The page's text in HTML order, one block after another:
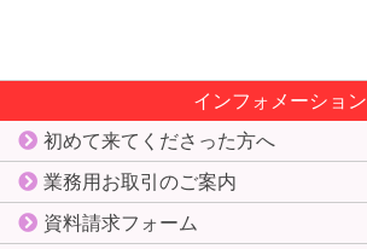
インフォメーション
初めて来てくださった方へ
業務用お取引のご案内
資料請求フォーム